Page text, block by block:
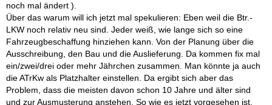
noch mal ändert ).
Über das warum will ich jetzt mal spekulieren: Eben weil die Btr.-
LKW noch relativ neu sind. Jeder weiß, wie lange sich so eine
Fahrzeugbeschaffung hinziehen kann. Von der Planung über die
Ausschreibung, den Bau und die Auslieferung. Da kommen fix mal
ein/zwei/drei oder mehr Jährchen zusammen. Man könnte ja auch
die ATrKw als Platzhalter einstellen. Da ergibt sich aber das
Problem, dass die meisten davon schon 10 Jahre und älter sind
und zur Ausmusterung anstehen. So wie es jetzt vorgesehen ist,